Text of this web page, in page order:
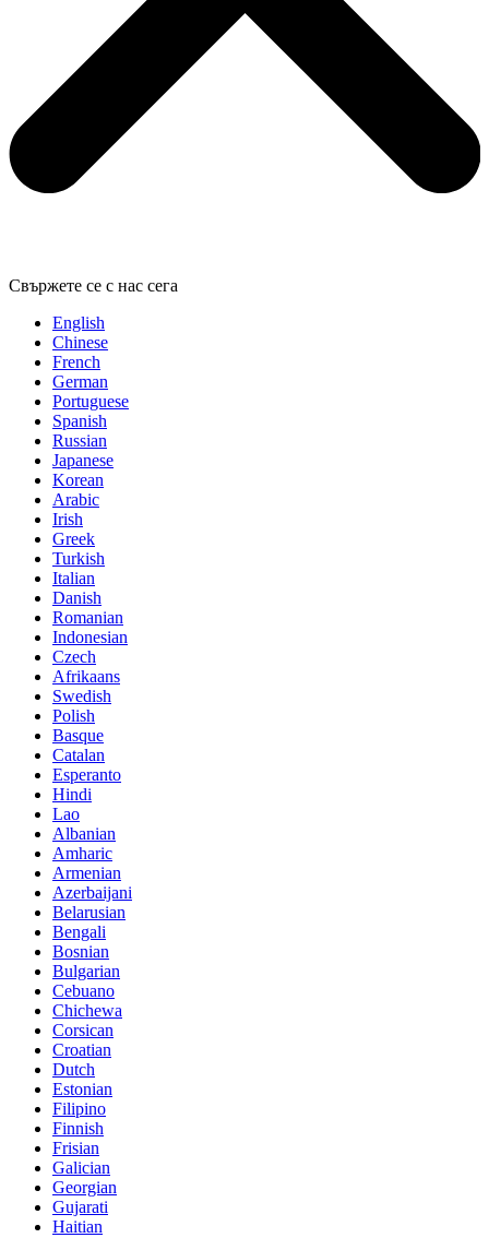
Свържете се с нас сега
English
Chinese
French
German
Portuguese
Spanish
Russian
Japanese
Korean
Arabic
Irish
Greek
Turkish
Italian
Danish
Romanian
Indonesian
Czech
Afrikaans
Swedish
Polish
Basque
Catalan
Esperanto
Hindi
Lao
Albanian
Amharic
Armenian
Azerbaijani
Belarusian
Bengali
Bosnian
Bulgarian
Cebuano
Chichewa
Corsican
Croatian
Dutch
Estonian
Filipino
Finnish
Frisian
Galician
Georgian
Gujarati
Haitian